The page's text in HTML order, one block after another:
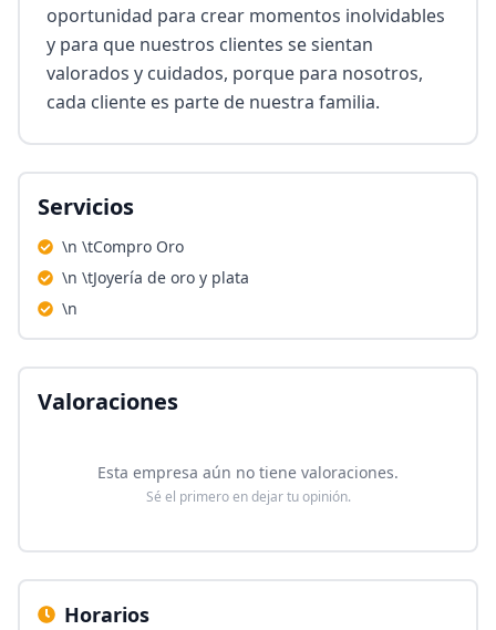
oportunidad para crear momentos inolvidables
y para que nuestros clientes se sientan
valorados y cuidados, porque para nosotros,
cada cliente es parte de nuestra familia.
Servicios
\n \tCompro Oro
\n \tJoyería de oro y plata
\n
Valoraciones
Esta empresa aún no tiene valoraciones.
Sé el primero en dejar tu opinión.
Horarios